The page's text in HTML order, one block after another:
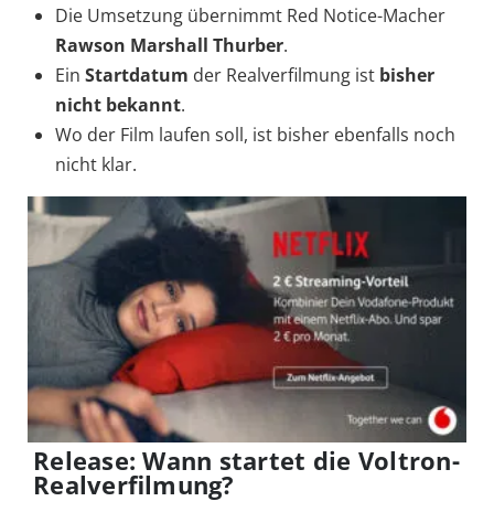
Die Umsetzung übernimmt Red Notice-Macher
Rawson Marshall Thurber.
Ein Startdatum der Realverfilmung ist bisher
nicht bekannt.
Wo der Film laufen soll, ist bisher ebenfalls noch
nicht klar.
Release: Wann startet die Voltron-
Realverfilmung?